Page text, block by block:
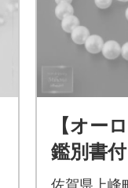
【オー
鑑別書
アコヤ